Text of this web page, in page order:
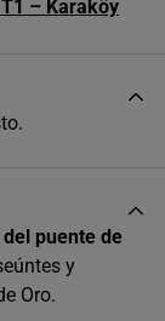
– Karaköy
puente de
y
Oro.